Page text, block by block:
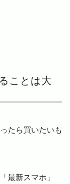
ことは大
たら買いたいも
最新スマホ」